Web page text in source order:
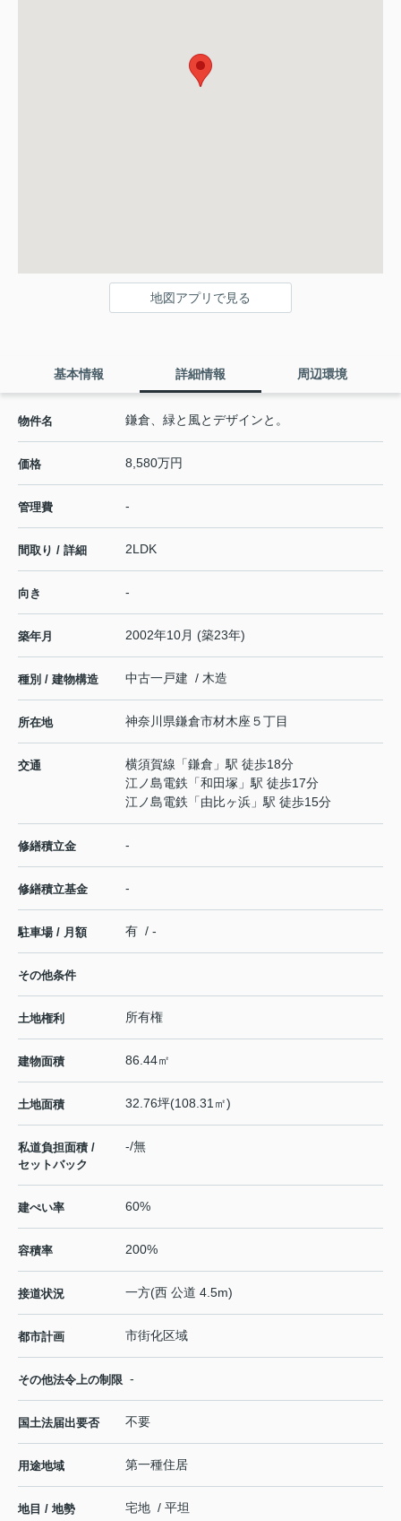
地図アプリで見る
基本情報 詳細情報 周辺環境
物件名 鎌倉、緑と風とデザインと。
価格 8,580万円
管理費 -
間取り / 詳細 2LDK
向き -
築年月 2002年10月 (築23年)
種別 / 建物構造 中古一戸建 / 木造
所在地 神奈川県鎌倉市材木座 ５丁目
交通 横須賀線 「鎌倉 」駅 徒歩18分
江ノ島電鉄 「和田塚 」駅 徒歩17分
江ノ島電鉄 「由比ヶ浜 」駅 徒歩15分
修繕積立金 -
修繕積立基金 -
駐車場 / 月額 有 / -
その他条件
土地権利 所有権
建物面積 86.44㎡
土地面積 32.76坪(108.31㎡)
私道負担面積 /
セットバック
-/無
建ぺい率 60%
容積率 200%
接道状況 一方(西 公道 4.5m)
都市計画 市街化区域
その他法令上の制限 -
国土法届出要否 不要
用途地域 第一種住居
地目 / 地勢 宅地 / 平坦